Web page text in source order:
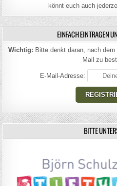
könnt euch auch
EINFACH EINTRAGEN
Wichtig: Bitte denkt daran, nach
Mail zu
E-Mail-Adresse:
BITTE